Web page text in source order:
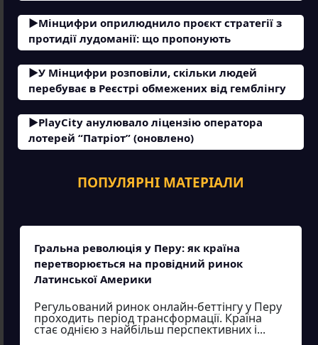
Мінцифри оприлюднило проєкт стратегії з
протидії лудоманії: що пропонують
У Мінцифри розповіли, скільки людей
перебуває в Реєстрі обмежених від гемблінгу
PlayCity анулювало ліцензію оператора
лотерей “Патріот” (оновлено)
ПОПУЛЯРНІ МАТЕРІАЛИ
Гральна революція у Перу: як країна
перетворюється на провідний ринок
Латинської Америки
Регульований ринок онлайн-беттінгу у Перу
проходить період трансформації. Країна
стає однією з найбільш перспективних і...